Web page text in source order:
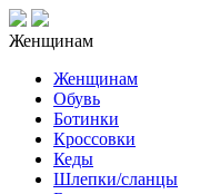
Женщинам
Женщинам
Обувь
Ботинки
Кроссовки
Кеды
Шлепки/сланцы